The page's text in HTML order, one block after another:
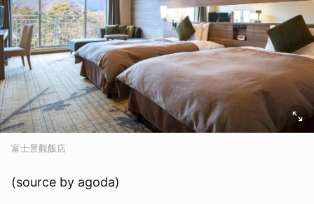
富士景觀飯店
(source by agoda)
取消